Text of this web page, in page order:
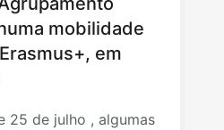
mobilidade
em
25 de julho , algumas